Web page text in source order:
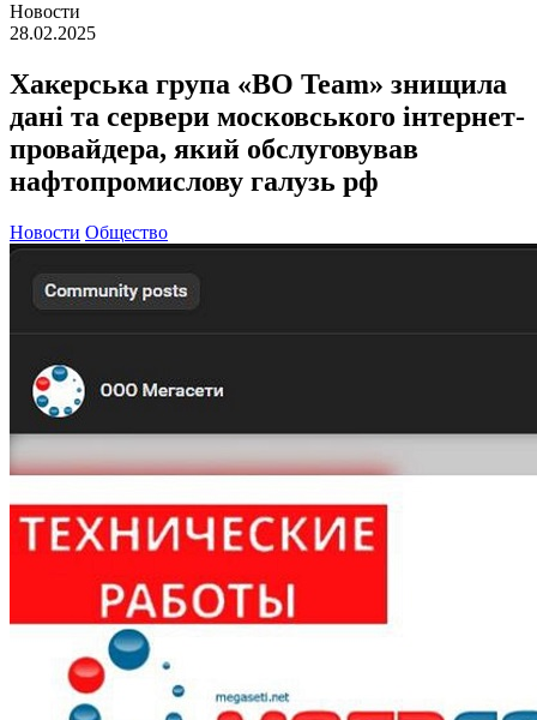
Новости
28.02.2025
Хакерська група «ВО Team» знищила
дані та сервери московського інтернет-
провайдера, який обслуговував
нафтопромислову галузь рф
Новости Общество